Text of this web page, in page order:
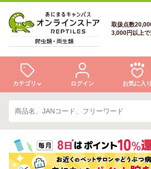
会員登録
取扱点数
3,000円以上で
カテゴリ
トカゲ ヘビ
カメ 両生類
ログイン お気に入り
あにまるキャンパスについて